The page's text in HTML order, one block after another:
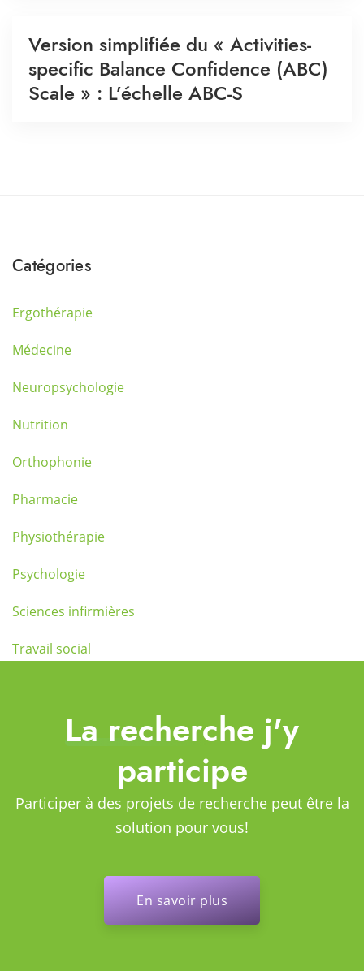
Version simplifiée du « Activities-
specific Balance Confidence (ABC)
Scale » : L’échelle ABC-S
Catégories
Ergothérapie
Médecine
Neuropsychologie
Nutrition
Orthophonie
Pharmacie
Physiothérapie
Psychologie
Sciences infirmières
Travail social
La recherche j'y
participe
Participer à des projets de recherche peut être la
solution pour vous!
En savoir plus